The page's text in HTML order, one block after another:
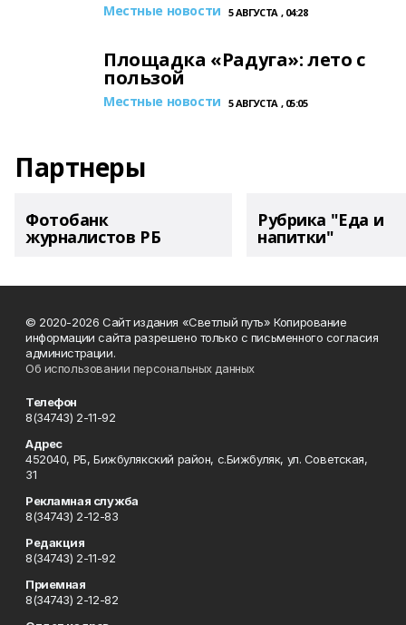
Местные новости 5 АВГУСТА , 04:28
Площадка «Радуга»: лето с
пользой
Местные новости 5 АВГУСТА , 05:05
Партнеры
Фотобанк
журналистов РБ
Рубрика "Еда и
напитки"
© 2020-2026 Сайт издания «Светлый путь» Копирование
информации сайта разрешено только с письменного согласия
администрации.
Об использовании персональных данных
Телефон
8(34743) 2-11-92
Адрес
452040, РБ, Бижбулякский район, с.Бижбуляк, ул. Советская,
31
Рекламная служба
8(34743) 2-12-83
Редакция
8(34743) 2-11-92
Приемная
8(34743) 2-12-82